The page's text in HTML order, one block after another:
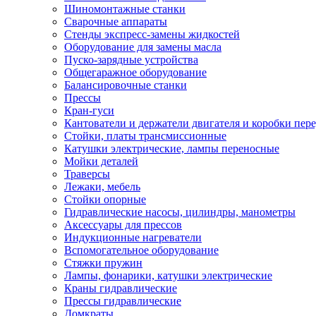
Шиномонтажные станки
Сварочные аппараты
Стенды экспресс-замены жидкостей
Оборудование для замены масла
Пуско-зарядные устройства
Общегаражное оборудование
Балансировочные станки
Прессы
Кран-гуси
Кантователи и держатели двигателя и коробки
Стойки, платы трансмиссионные
Катушки электрические, лампы переносные
Мойки деталей
Траверсы
Лежаки, мебель
Стойки опорные
Гидравлические насосы, цилиндры, манометры
Аксессуары для прессов
Индукционные нагреватели
Вспомогательное оборудование
Стяжки пружин
Лампы, фонарики, катушки электрические
Краны гидравлические
Прессы гидравлические
Домкраты